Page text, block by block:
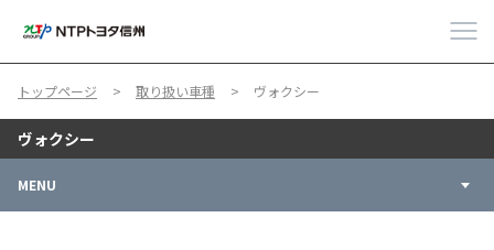
トップページ 取り扱い車種 ヴォクシー
ヴォクシー
MENU